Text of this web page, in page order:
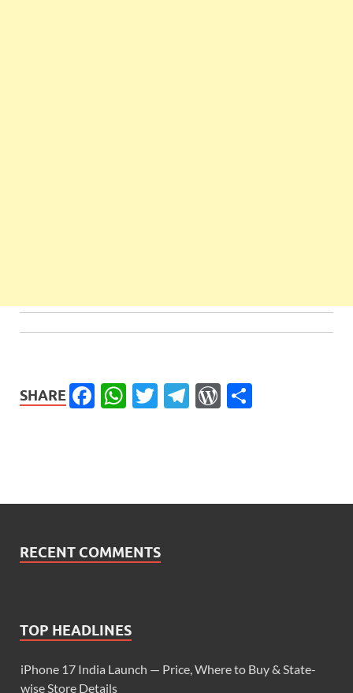
SHARE Facebook
WhatsApp
Twitter
Telegram
WordPress
RECENT COMMENTS
TOP HEADLINES
iPhone 17 India Launch — Price, Where to Buy & State-
wise Store Details